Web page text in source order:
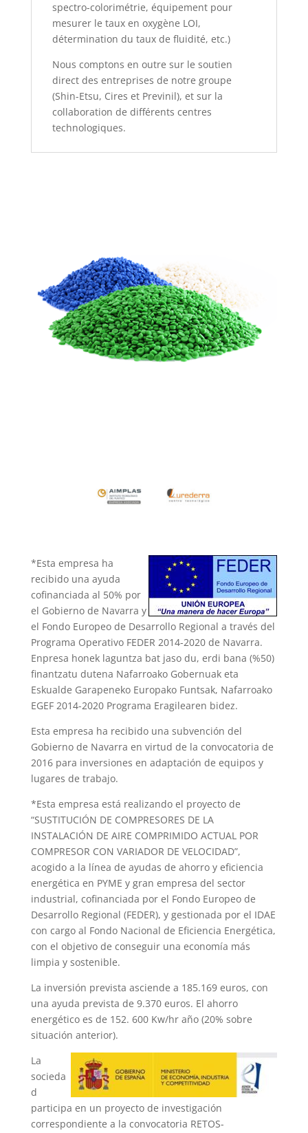
spectro-colorimétrie, équipement pour
mesurer le taux en oxygène LOI,
détermination du taux de fluidité, etc.)
Nous comptons en outre sur le soutien
direct des entreprises de notre groupe
(Shin-Etsu, Cires et Previnil), et sur la
collaboration de différents centres
technologiques.
*Esta empresa ha
recibido una ayuda
cofinanciada al 50% por
el Gobierno de Navarra y
el Fondo Europeo de Desarrollo Regional a través del
Programa Operativo FEDER 2014-2020 de Navarra.
Enpresa honek laguntza bat jaso du, erdi bana (%50)
finantzatu dutena Nafarroako Gobernuak eta
Eskualde Garapeneko Europako Funtsak, Nafarroako
EGEF 2014-2020 Programa Eragilearen bidez.
Esta empresa ha recibido una subvención del
Gobierno de Navarra en virtud de la convocatoria de
2016 para inversiones en adaptación de equipos y
lugares de trabajo.
*Esta empresa está realizando el proyecto de
“SUSTITUCIÓN DE COMPRESORES DE LA
INSTALACIÓN DE AIRE COMPRIMIDO ACTUAL POR
COMPRESOR CON VARIADOR DE VELOCIDAD”,
acogido a la línea de ayudas de ahorro y eficiencia
energética en PYME y gran empresa del sector
industrial, cofinanciada por el Fondo Europeo de
Desarrollo Regional (FEDER), y gestionada por el IDAE
con cargo al Fondo Nacional de Eficiencia Energética,
con el objetivo de conseguir una economía más
limpia y sostenible.
La inversión prevista asciende a 185.169 euros, con
una ayuda prevista de 9.370 euros. El ahorro
energético es de 152. 600 Kw/hr año (20% sobre
situación anterior).
La
socieda
d
participa en un proyecto de investigación
correspondiente a la convocatoria RETOS-